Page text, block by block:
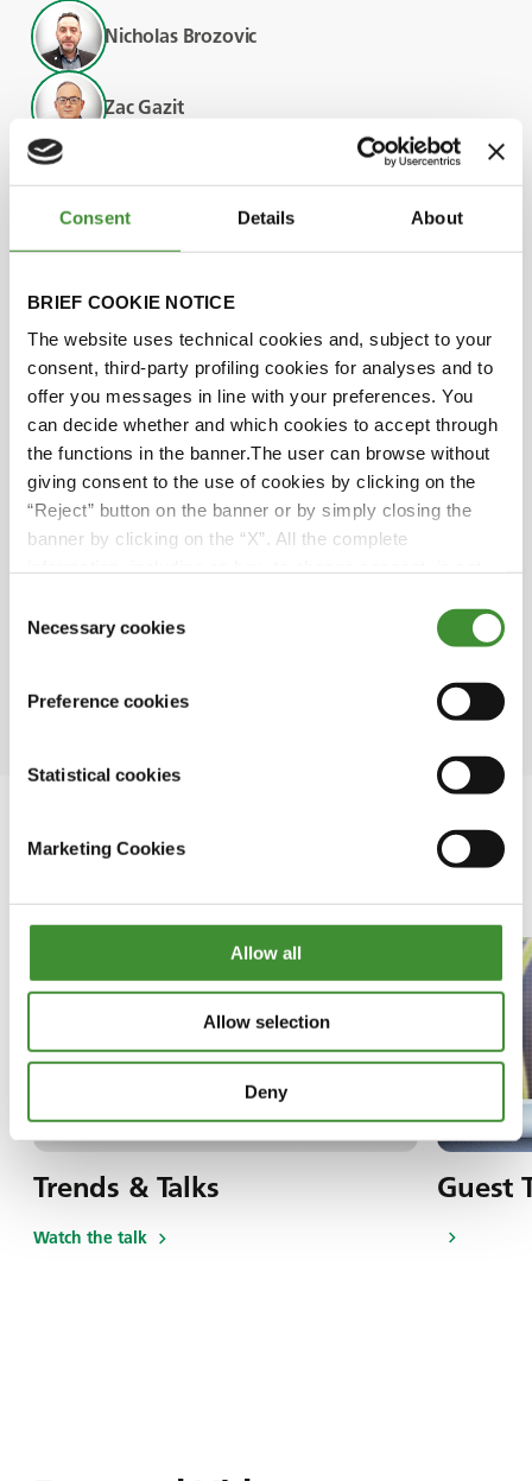
Consent Details About
BRIEF COOKIE NOTICE
The website uses technical cookies and, subject to your
consent, third-party profiling cookies for analyses and to
offer you messages in line with your preferences. You
can decide whether and which cookies to accept through
the functions in the banner.The user can browse without
giving consent to the use of cookies by clicking on the
“Reject” button on the banner or by simply closing the
banner by clicking on the “X”. All the complete
Selection
Necessary cookies
Preference cookies
Statistical cookies
Marketing Cookies
Allow all
Allow selection
Deny
Nicholas Brozovic
Zac Gazit
Adriano Battilani
Did you know?
Nonostante il fatto che solo il 20% delle terre
coltivate del mondo sia irrigato, esso produce
il 40% dell'offerta alimentare mondiale.
L'agricoltura consuma il 70% dell'acqua dolce
In India, quasi un quinto del consumo totale di
sotterranee per l'irrigazione.
Trends & Talks
Watch the talk
Guest